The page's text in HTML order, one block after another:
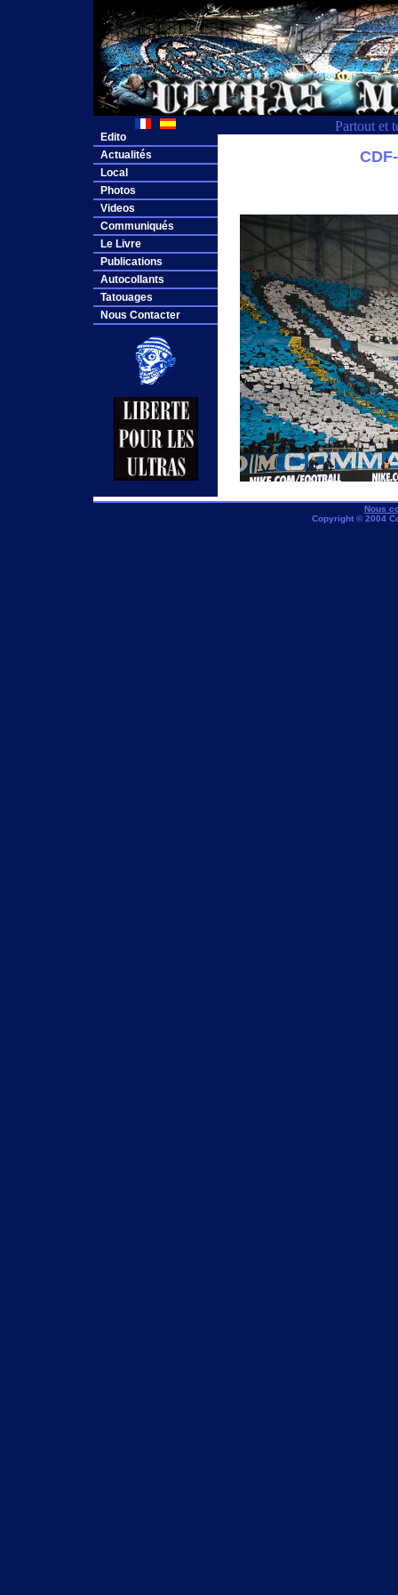
Partout et
Edito
Actualités
Local
Photos
Videos
Communiqués
Le Livre
Publications
Autocollants
Tatouages
Nous Contacter
Nous
Copyright © 2004